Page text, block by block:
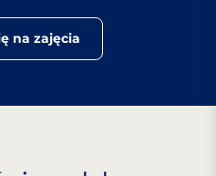
na zajęcia